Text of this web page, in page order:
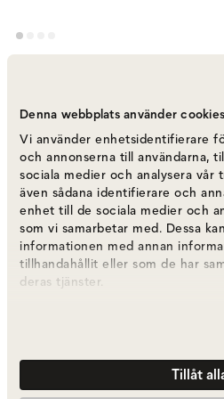
Denna webbplats använder cookies
Vi använder enhetsidentifierare
och annonserna till användarna,
sociala medier och analysera vår
även sådana identifierare och
enhet till de sociala medier och
som vi samarbetar med. Dessa
informationen med annan
tillhandahållit eller som de har
deras tjänster.
Tillåt
Välj modell 2-sits | 186 cm
2-sits | 186 cm
Fåtölj | 90 cm